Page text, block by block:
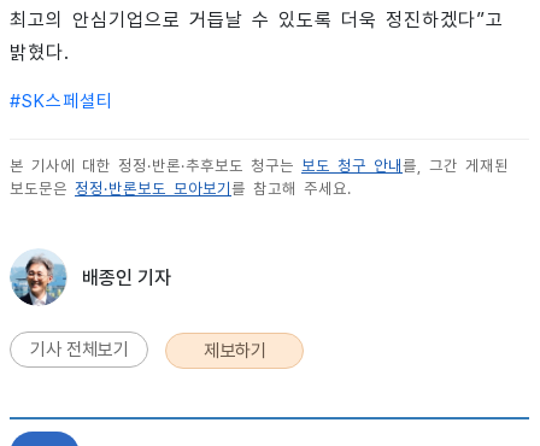
최고의 안심기업으로 거듭날 수 있도록 더욱 정진하겠다”고
밝혔다.
#SK스페셜티
본 기사에 대한 정정·반론·추후보도 청구는 보도 청구 안내 를, 그간 게재된
보도문은 정정·반론보도 모아보기 를 참고해 주세요.
배종인 기자
기사 전체보기 제보하기